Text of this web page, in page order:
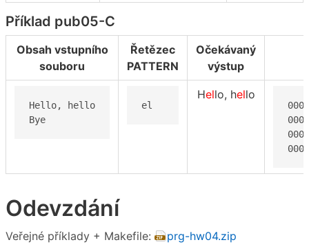
Příklad pub05-C
Obsah vstupního
souboru
Řetězec
PATTERN
Očekávaný
výstup
Hello, hello
Bye
el
Hello, hello
Odevzdání
Veřejné příklady + Makefile: prg-hw04.zip